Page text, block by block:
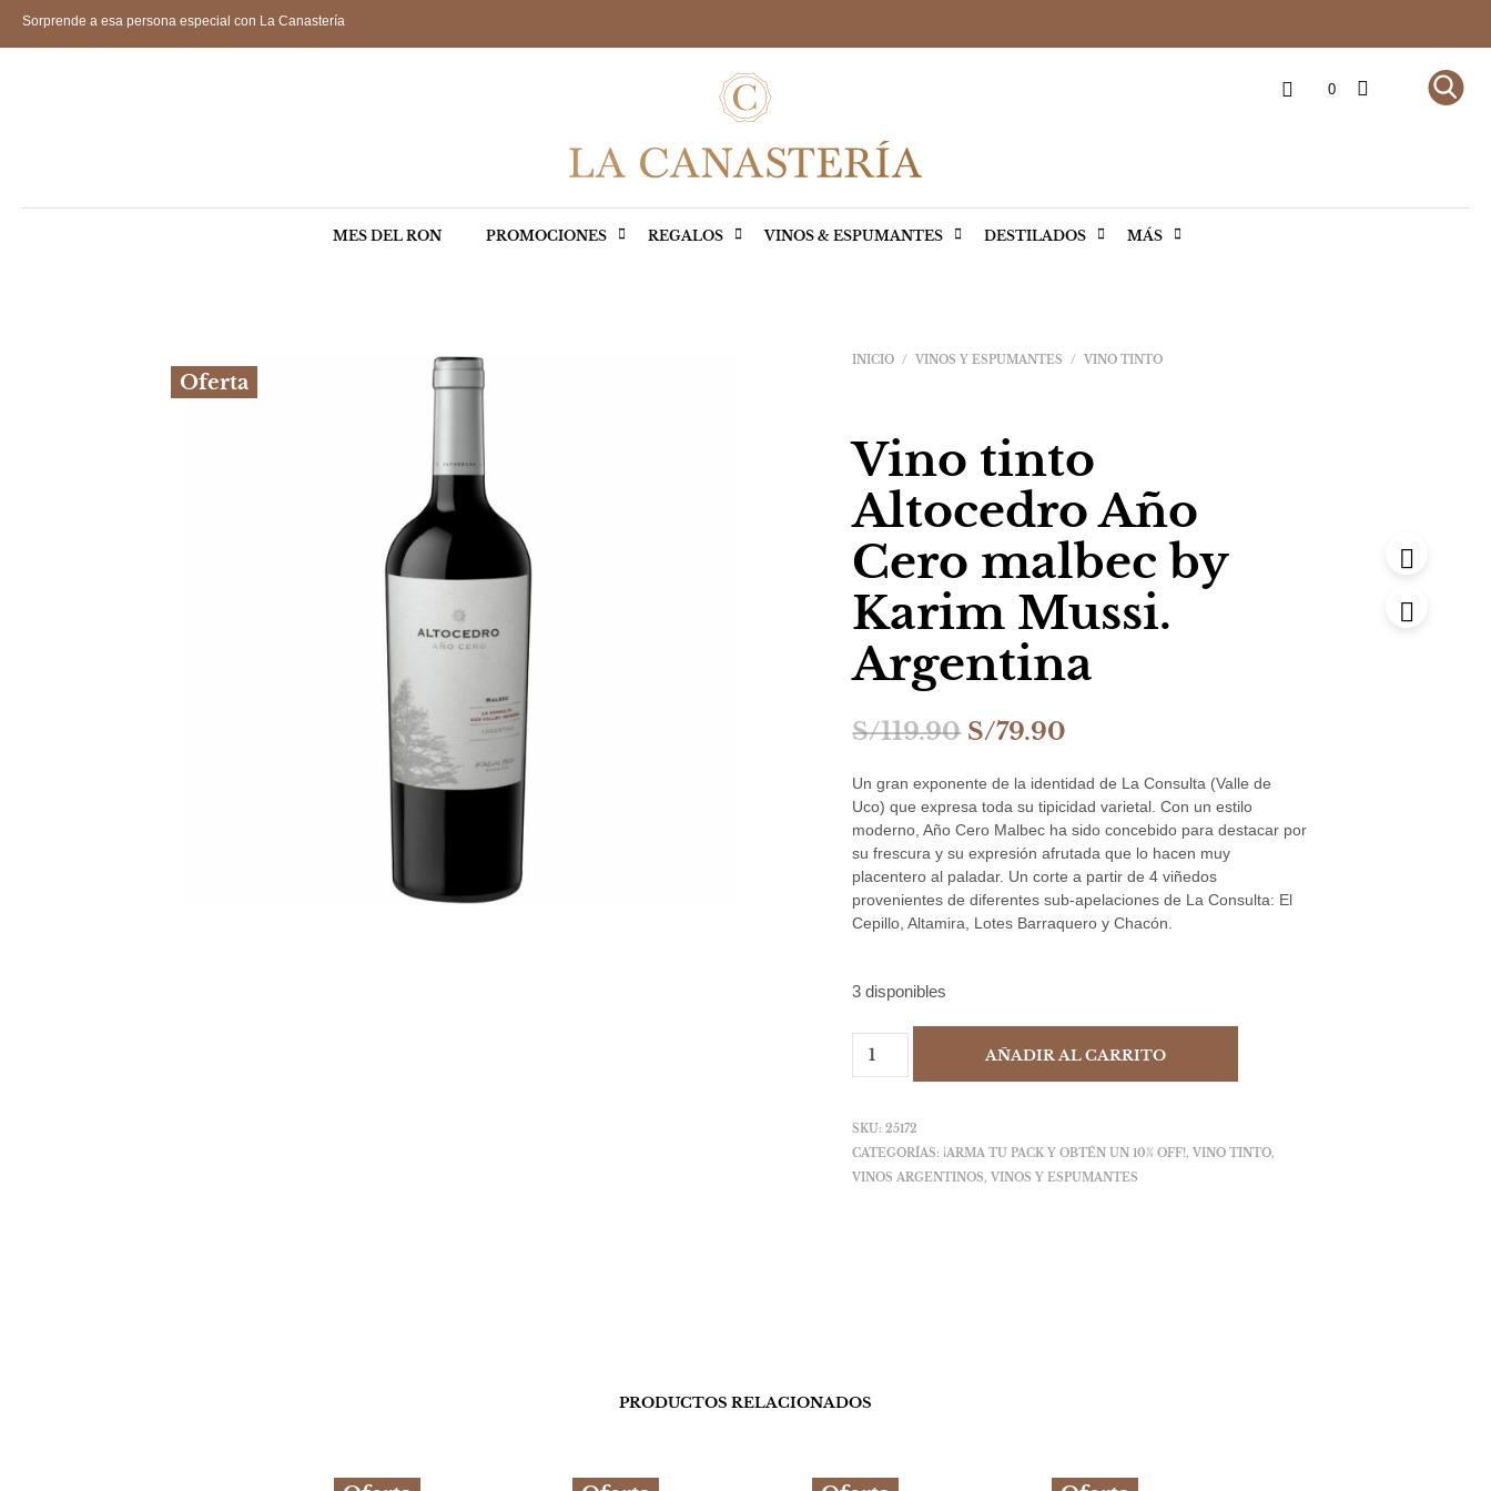
Sorprende a esa persona especial con La Canastería
MES DEL RON PROMOCIONES REGALOS VINOS & ESPUMANTES DESTILADOS MÁS
0
Oferta
INICIO / VINOS Y ESPUMANTES / VINO TINTO
Vino tinto
Altocedro Año
Cero malbec by
Karim Mussi.
Argentina
S/119.90 El
original
era:
S/119.90.
S/79.90
actual
es:
S/79.90.
Un gran exponente de la identidad de La Consulta (Valle de
Uco) que expresa toda su tipicidad varietal. Con un estilo
moderno, Año Cero Malbec ha sido concebido para destacar por
su frescura y su expresión afrutada que lo hacen muy
placentero al paladar. Un corte a partir de 4 viñedos
provenientes de diferentes sub-apelaciones de La Consulta: El
Cepillo, Altamira, Lotes Barraquero y Chacón.
3 disponibles
AÑADIR AL CARRITO
SKU:25172
CATEGORÍAS: ¡ARMA TU PACK Y OBTÉN UN 10% OFF!,VINO TINTO,
VINOS ARGENTINOS,VINOS Y ESPUMANTES
PRODUCTOS RELACIONADOS